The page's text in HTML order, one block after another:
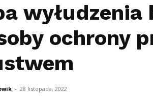
ochrony
- 28 listopada, 2022